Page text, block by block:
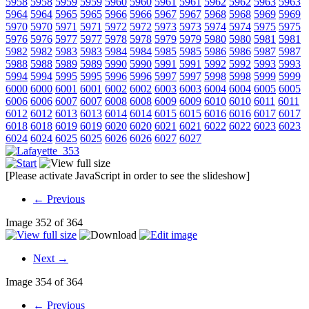
5964 5964 5965 5965 5966 5966 5967 5967 5968 5968 5969 5969
5970 5970 5971 5971 5972 5972 5973 5973 5974 5974 5975 5975
5976 5976 5977 5977 5978 5978 5979 5979 5980 5980 5981 5981
5982 5982 5983 5983 5984 5984 5985 5985 5986 5986 5987 5987
5988 5988 5989 5989 5990 5990 5991 5991 5992 5992 5993 5993
5994 5994 5995 5995 5996 5996 5997 5997 5998 5998 5999 5999
6000 6000 6001 6001 6002 6002 6003 6003 6004 6004 6005 6005
6006 6006 6007 6007 6008 6008 6009 6009 6010 6010 6011 6011
6012 6012 6013 6013 6014 6014 6015 6015 6016 6016 6017 6017
6018 6018 6019 6019 6020 6020 6021 6021 6022 6022 6023 6023
6024 6024 6025 6025 6026 6026 6027 6027
[Please activate JavaScript in order to see the slideshow]
← Previous
Image 352 of 364
Next →
Image 354 of 364
← Previous